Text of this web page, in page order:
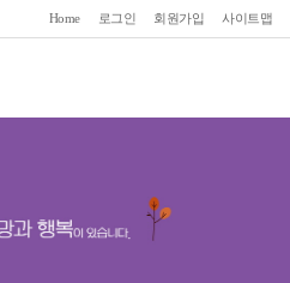
Home 로그인 회원가입 사이트맵